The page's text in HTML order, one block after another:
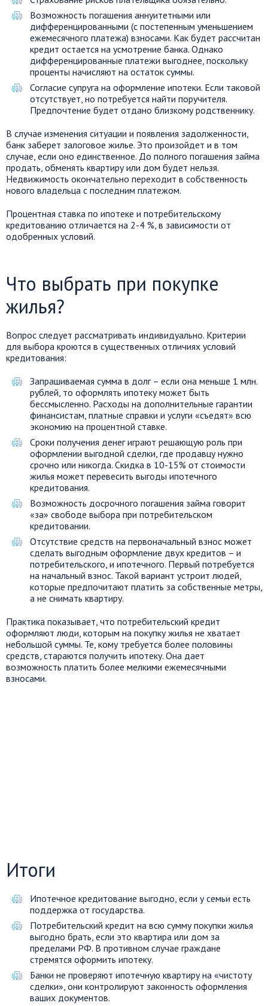
Возможность погашения аннуитетными или
дифференцированными (с постепенным уменьшением
ежемесячного платежа) взносами. Как будет рассчитан
кредит остается на усмотрение банка. Однако
дифференцированные платежи выгоднее, поскольку
проценты начисляют на остаток суммы.
Согласие супруга на оформление ипотеки. Если таковой
отсутствует, но потребуется найти поручителя.
Предпочтение будет отдано близкому родственнику.
В случае изменения ситуации и появления задолженности,
банк заберет залоговое жилье. Это произойдет и в том
случае, если оно единственное. До полного погашения займа
продать, обменять квартиру или дом будет нельзя.
Недвижимость окончательно переходит в собственность
нового владельца с последним платежом.
Процентная ставка по ипотеке и потребительскому
кредитованию отличается на 2-4 %, в зависимости от
одобренных условий.
Что выбрать при покупке
жилья?
Вопрос следует рассматривать индивидуально. Критерии
для выбора кроются в существенных отличиях условий
кредитования:
Запрашиваемая сумма в долг – если она меньше 1 млн.
рублей, то оформлять ипотеку может быть
бессмысленно. Расходы на дополнительные гарантии
финансистам, платные справки и услуги «съедят» всю
экономию на процентной ставке.
Сроки получения денег играют решающую роль при
оформлении выгодной сделки, где продавцу нужно
срочно или никогда. Скидка в 10-15% от стоимости
жилья может перевесить выгоды ипотечного
кредитования.
Возможность досрочного погашения займа говорит
«за» свободе выбора при потребительском
кредитовании.
Отсутствие средств на первоначальный взнос может
сделать выгодным оформление двух кредитов – и
потребительского, и ипотечного. Первый потребуется
на начальный взнос. Такой вариант устроит людей,
которые предпочитают платить за собственные метры,
а не снимать квартиру.
Практика показывает, что потребительский кредит
оформляют люди, которым на покупку жилья не хватает
небольшой суммы. Те, кому требуется более половины
средств, стараются получить ипотеку. Она дает
возможность платить более мелкими ежемесячными
взносами.
Итоги
Ипотечное кредитование выгодно, если у семьи есть
поддержка от государства.
Потребительский кредит на всю сумму покупки жилья
выгодно брать, если это квартира или дом за
пределами РФ. В противном случае граждане
стремятся оформить ипотеку.
Банки не проверяют ипотечную квартиру на «чистоту
сделки», они контролируют законность оформления
ваших документов.